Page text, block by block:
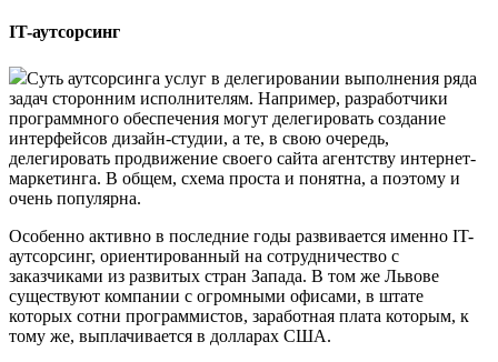
IT-аутсорсинг
Суть аутсорсинга услуг в делегировании выполнения ряда
задач сторонним исполнителям. Например, разработчики
программного обеспечения могут делегировать создание
интерфейсов дизайн-студии, а те, в свою очередь,
делегировать продвижение своего сайта агентству интернет-
маркетинга. В общем, схема проста и понятна, а поэтому и
очень популярна.
Особенно активно в последние годы развивается именно IT-
аутсорсинг, ориентированный на сотрудничество с
заказчиками из развитых стран Запада. В том же Львове
существуют компании с огромными офисами, в штате
которых сотни программистов, заработная плата которым, к
тому же, выплачивается в долларах США.